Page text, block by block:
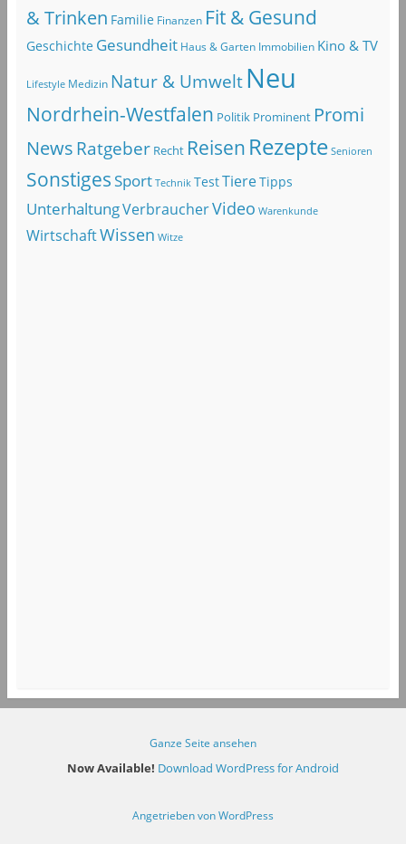
& Trinken Familie Finanzen Fit & Gesund
Geschichte Gesundheit Haus & Garten Immobilien Kino & TV
Lifestyle Medizin Natur & Umwelt Neu
Nordrhein-Westfalen Politik Prominent Promi
NewsRatgeber Recht Reisen Rezepte Senioren
SonstigesSport Technik TestTiereTipps
UnterhaltungVerbraucherVideo Warenkunde
WirtschaftWissen Witze
Ganze Seite ansehen
Now Available! Download WordPress for Android
Angetrieben von WordPress